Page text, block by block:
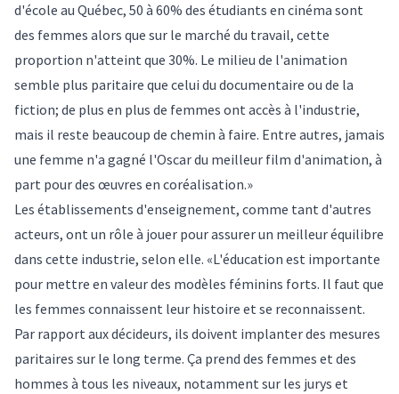
d'école au Québec, 50 à 60% des étudiants en cinéma sont
des femmes alors que sur le marché du travail, cette
proportion n'atteint que 30%. Le milieu de l'animation
semble plus paritaire que celui du documentaire ou de la
fiction; de plus en plus de femmes ont accès à l'industrie,
mais il reste beaucoup de chemin à faire. Entre autres, jamais
une femme n'a gagné l'Oscar du meilleur film d'animation, à
part pour des œuvres en coréalisation.»
Les établissements d'enseignement, comme tant d'autres
acteurs, ont un rôle à jouer pour assurer un meilleur équilibre
dans cette industrie, selon elle. «L'éducation est importante
pour mettre en valeur des modèles féminins forts. Il faut que
les femmes connaissent leur histoire et se reconnaissent.
Par rapport aux décideurs, ils doivent implanter des mesures
paritaires sur le long terme. Ça prend des femmes et des
hommes à tous les niveaux, notamment sur les jurys et